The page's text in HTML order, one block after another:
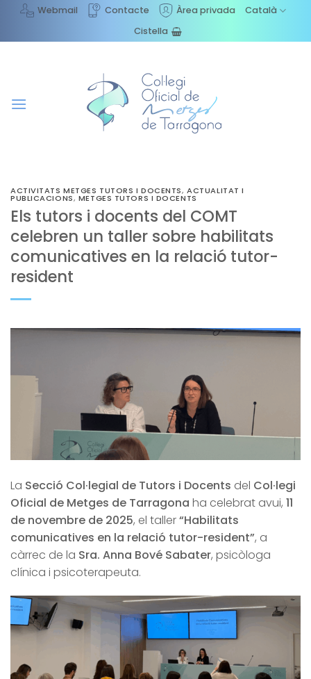
content
Webmail Contacte Àrea privada
Català
Cistella
ACTIVITATS METGES TUTORS I DOCENTS,ACTUALITAT I
PUBLICACIONS, METGES TUTORS I DOCENTS
Els tutors i docents del COMT
celebren un taller sobre habilitats
comunicatives en la relació tutor-
resident
La Secció Col·legial de Tutors i Docents del Col·legi
Oficial de Metges de Tarragona ha celebrat avui, 11
de novembre de 2025, el taller“Habilitats
comunicatives en la relació tutor-resident”, a
càrrec de la Sra. Anna Bové Sabater, psicòloga
clínica i psicoterapeuta.